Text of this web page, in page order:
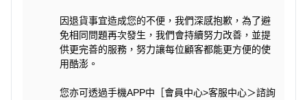
因退貨事宜造成您的不便，我們深感抱歉，為了避
免相同問題再次發生，我們會持續努力改善，並提
供更完善的服務，努力讓每位顧客都能更方便的使
用酷澎。
您亦可透過手機APP中［會員中心>客服中心＞諮詢